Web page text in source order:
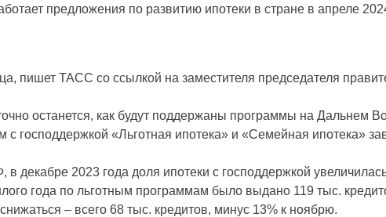
предложения по развитию ипотеки в стране в апреле
пишет ТАСС со ссылкой на заместителя председателя
останется, как будут поддержаны программы на Дальнем
господдержкой «Льготная ипотека» и «Семейная ипотека»
декабре 2023 года доля ипотеки с господдержкой
года по льготным программам было выдано 119 тыс.
– всего 68 тыс. кредитов, минус 13% к ноябрю.